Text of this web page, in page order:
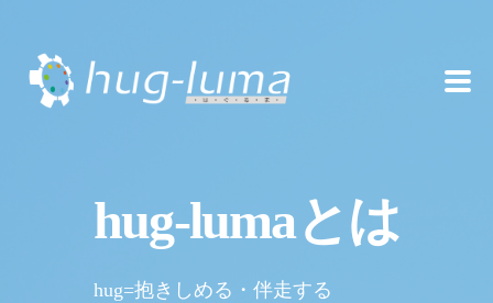
hug-lumaとは
hug=抱きしめる・伴走する